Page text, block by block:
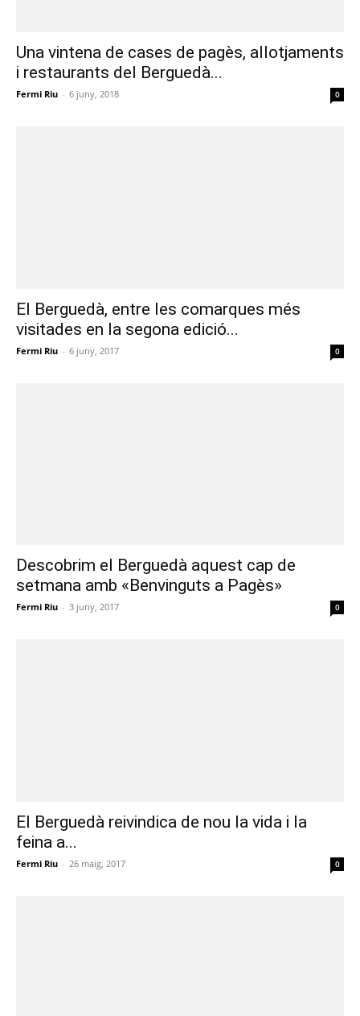
Una vintena de cases de pagès, allotjaments
i restaurants del Berguedà...
Fermi Riu - 6 juny, 2018 0
El Berguedà, entre les comarques més
visitades en la segona edició...
Fermi Riu - 6 juny, 2017 0
Descobrim el Berguedà aquest cap de
setmana amb «Benvinguts a Pagès»
Fermi Riu - 3 juny, 2017 0
El Berguedà reivindica de nou la vida i la
feina a...
Fermi Riu - 26 maig, 2017 0